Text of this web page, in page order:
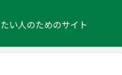
い人のためのサイト